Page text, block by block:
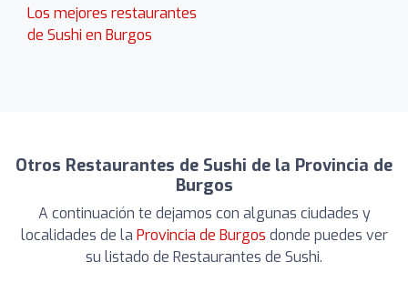
Los mejores restaurantes
de Sushi en Burgos
Otros Restaurantes de Sushi de la Provincia de
Burgos
A continuación te dejamos con algunas ciudades y
localidades de la Provincia de Burgos donde puedes ver
su listado de Restaurantes de Sushi.